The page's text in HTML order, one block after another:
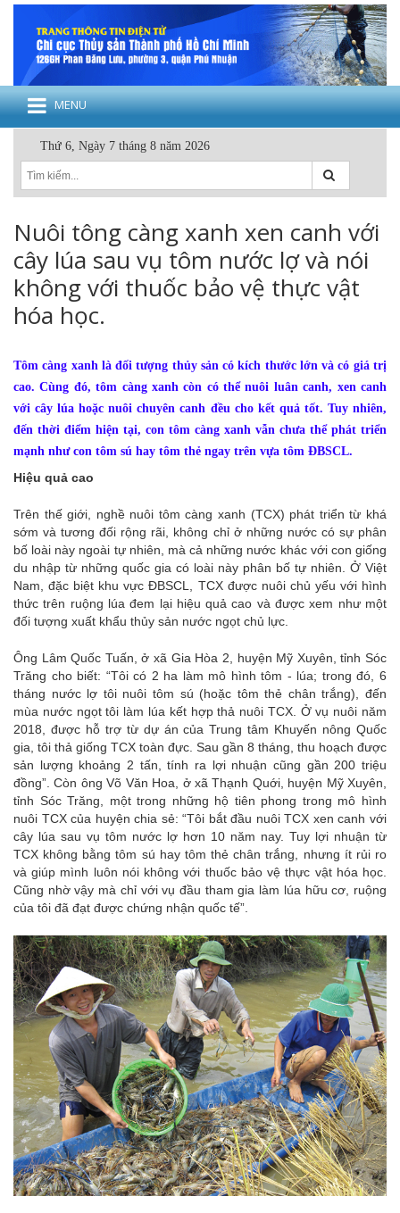
MENU
Thứ 6, Ngày 7 tháng 8 năm 2026
Nuôi tông càng xanh xen canh với
cây lúa sau vụ tôm nước lợ và nói
không với thuốc bảo vệ thực vật
hóa học.
Tôm càng xanh là đối tượng thủy sản có kích thước lớn và có giá trị
cao. Cùng đó, tôm càng xanh còn có thể nuôi luân canh, xen canh
với cây lúa hoặc nuôi chuyên canh đều cho kết quả tốt. Tuy nhiên,
đến thời điểm hiện tại, con tôm càng xanh vẫn chưa thể phát triển
mạnh như con tôm sú hay tôm thẻ ngay trên vựa tôm ĐBSCL.
Hiệu quả cao
Trên thế giới, nghề nuôi tôm càng xanh (TCX) phát triển từ khá
sớm và tương đối rộng rãi, không chỉ ở những nước có sự phân
bố loài này ngoài tự nhiên, mà cả những nước khác với con giống
du nhập từ những quốc gia có loài này phân bố tự nhiên. Ở Việt
Nam, đặc biệt khu vực ĐBSCL, TCX được nuôi chủ yếu với hình
thức trên ruộng lúa đem lại hiệu quả cao và được xem như một
đối tượng xuất khẩu thủy sản nước ngọt chủ lực.
Ông Lâm Quốc Tuấn, ở xã Gia Hòa 2, huyện Mỹ Xuyên, tỉnh Sóc
Trăng cho biết: “Tôi có 2 ha làm mô hình tôm - lúa; trong đó, 6
tháng nước lợ tôi nuôi tôm sú (hoặc tôm thẻ chân trắng), đến
mùa nước ngọt tôi làm lúa kết hợp thả nuôi TCX. Ở vụ nuôi năm
2018, được hỗ trợ từ dự án của Trung tâm Khuyến nông Quốc
gia, tôi thả giống TCX toàn đực. Sau gần 8 tháng, thu hoạch được
sản lượng khoảng 2 tấn, tính ra lợi nhuận cũng gần 200 triệu
đồng”. Còn ông Võ Văn Hoa, ở xã Thạnh Quới, huyện Mỹ Xuyên,
tỉnh Sóc Trăng, một trong những hộ tiên phong trong mô hình
nuôi TCX của huyện chia sẻ: “Tôi bắt đầu nuôi TCX xen canh với
cây lúa sau vụ tôm nước lợ hơn 10 năm nay. Tuy lợi nhuận từ
TCX không bằng tôm sú hay tôm thẻ chân trắng, nhưng ít rủi ro
và giúp mình luôn nói không với thuốc bảo vệ thực vật hóa học.
Cũng nhờ vậy mà chỉ với vụ đầu tham gia làm lúa hữu cơ, ruộng
của tôi đã đạt được chứng nhận quốc tế”.